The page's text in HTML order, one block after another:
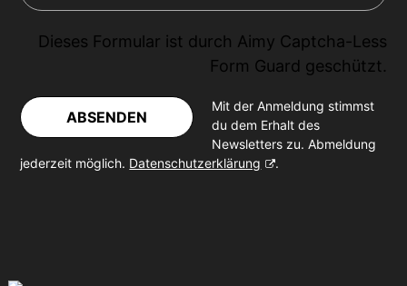
Dieses Formular ist durch Aimy Captcha-Less
Form Guard geschützt.
ABSENDEN
Mit der Anmeldung stimmst
du dem Erhalt des
Newsletters zu. Abmeldung
jederzeit möglich. Datenschutzerklärung .